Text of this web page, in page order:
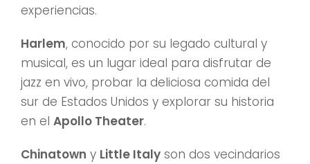
experiencias.
Harlem, conocido por su legado cultural y
musical, es un lugar ideal para disfrutar de
jazz en vivo, probar la deliciosa comida del
sur de Estados Unidos y explorar su historia
en el Apollo Theater.
Chinatown y Little Italyson dos vecindarios